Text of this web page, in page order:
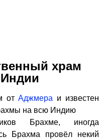
храм
отАджмера и известен
на всю Индию
Брахме, иногда
Брахма провёл некий